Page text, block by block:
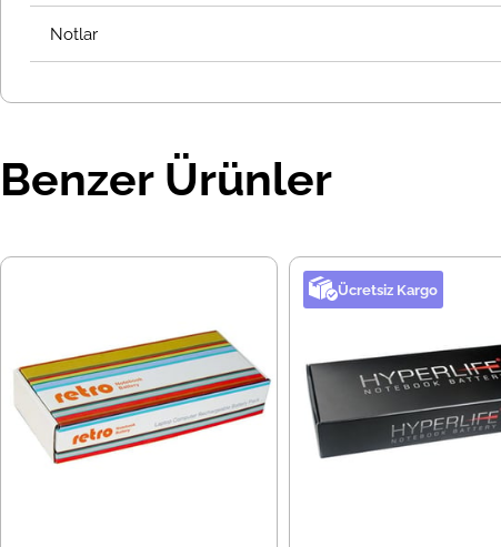
Notlar
Benzer Ürünler
Ücretsiz Kargo